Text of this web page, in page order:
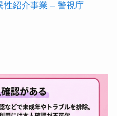
性紹介事業 – 警視庁